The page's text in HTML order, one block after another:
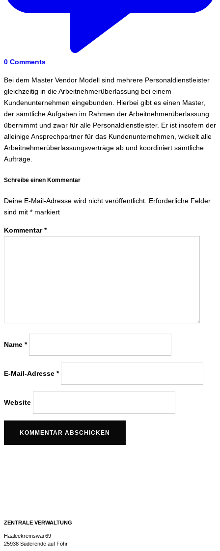
0 Comments
Bei dem Master Vendor Modell sind mehrere Personaldienstleister
gleichzeitig in die Arbeitnehmerüberlassung bei einem
Kundenunternehmen eingebunden. Hierbei gibt es einen Master,
der sämtliche Aufgaben im Rahmen der Arbeitnehmerüberlassung
übernimmt und zwar für alle Personaldienstleister. Er ist insofern der
alleinige Ansprechpartner für das Kundenunternehmen, wickelt alle
Arbeitnehmerüberlassungs­verträge ab und koordiniert sämtliche
Aufträge.
Schreibe einen Kommentar
Deine E-Mail-Adresse wird nicht veröffentlicht. Erforderliche Felder
sind mit * markiert
Kommentar*
Name *
E-Mail-Adresse *
Website
ZENTRALE VERWALTUNG
Haaleekremswai 69
25938 Süderende auf Föhr